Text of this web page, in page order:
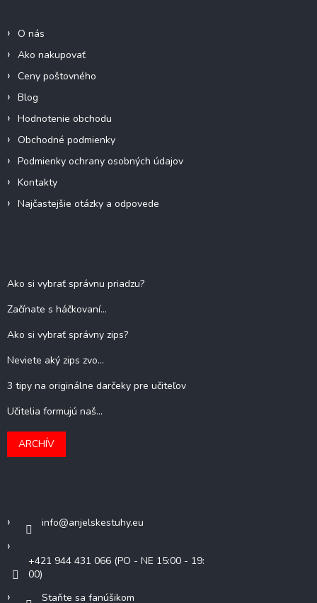
O nás
Ako nakupovať
Ceny poštovného
Blog
Hodnotenie obchodu
Obchodné podmienky
Podmienky ochrany osobných údajov
Kontakty
Najčastejšie otázky a odpovede
Ako si vybrať správnu priadzu?
Začínate s háčkovaní...
Ako si vybrať správny zips?
Neviete aký zips zvo...
3 tipy na originálne darčeky pre učiteľov
Učitelia formujú naš...
ARCHÍV
info@anjelskestuhy.eu
+421 944 431 066 (PO - NE 15:00 - 19:
00)
Staňte sa fanúšikom